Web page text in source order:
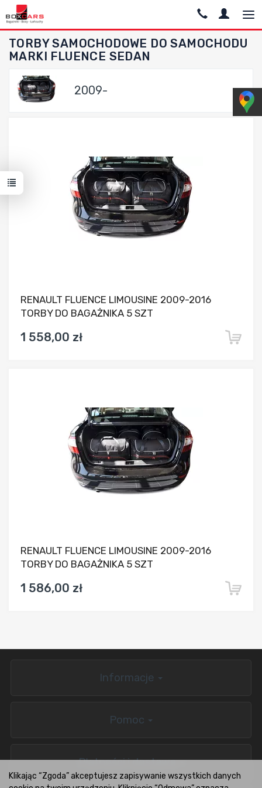
TORBY SAMOCHODOWE DO SAMOCHODU
MARKI FLUENCE SEDAN
2009-
RENAULT FLUENCE LIMOUSINE 2009-2016
TORBY DO BAGAŻNIKA 5 SZT
1 558,00 zł
RENAULT FLUENCE LIMOUSINE 2009-2016
TORBY DO BAGAŻNIKA 5 SZT
1 586,00 zł
Informacje
Pomoc
Płatności i dostawa
Klikając “Zgoda” akceptujesz zapisywanie wszystkich danych